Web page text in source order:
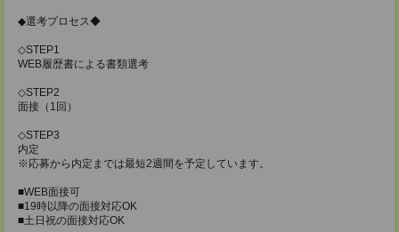
◆選考プロセス◆
◇STEP1
WEB履歴書による書類選考
◇STEP2
面接（1回）
◇STEP3
内定
※応募から内定までは最短2週間を予定しています。
■WEB面接可
■19時以降の面接対応OK
■土日祝の面接対応OK